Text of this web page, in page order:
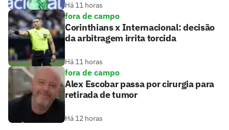
Há 11 horas
fora de campo
Corinthians x Internacional: decisão
da arbitragem irrita torcida
Há 11 horas
fora de campo
Alex Escobar passa por cirurgia para
retirada de tumor
Há 12 horas